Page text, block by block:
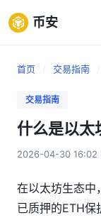
币安
首页 交易指南
交易指南
什么是以太
2026-04-30 16:02
在以太坊生态中，
已质押的ETH保